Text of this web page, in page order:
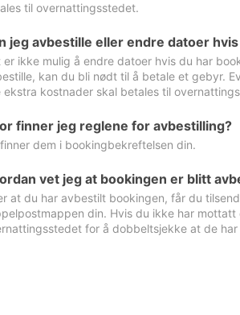
til overnattingsstedet.
jeg avbestille eller endre datoer
er ikke mulig å endre datoer hvis du har
kan du bli nødt til å betale et gebyr.
ekstra kostnader skal betales til
finner jeg reglene for avbestilling?
dem i bookingbekreftelsen din.
vet jeg at bookingen er blitt
at du har avbestilt bookingen, får du
din. Hvis du ikke har
for å dobbeltsjekke at de